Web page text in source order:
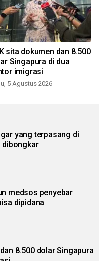
sita dokumen dan 8.500
Singapura di dua
imigrasi
5 Agustus 2026
yang terpasang di
dibongkar
medsos penyebar
dipidana
8.500 dolar Singapura